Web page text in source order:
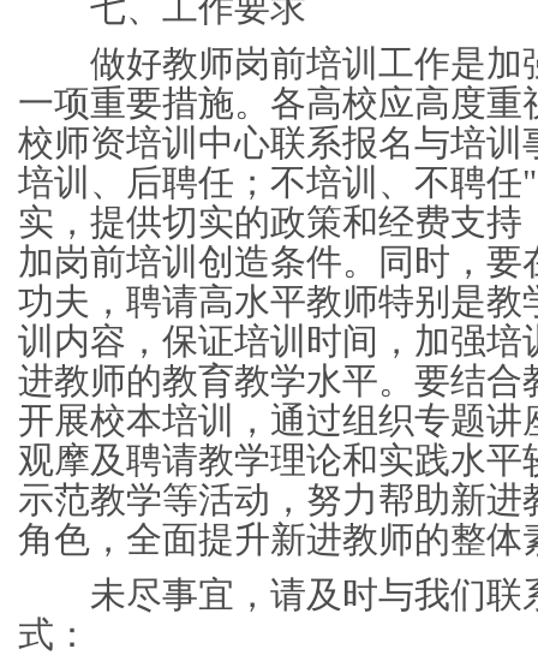
七、工作要求
做好教师岗前培训工作是加
一项重要措施。各高校应高度重
校师资培训中心联系报名与培
培训、后聘任；不培训、不聘
实，提供切实的政策和经费支持
加岗前培训创造条件。同时，要
功夫，聘请高水平教师特别是教
训内容，保证培训时间，加强培
进教师的教育教学水平。要结合
开展校本培训，通过组织专题讲
观摩及聘请教学理论和实践水平
示范教学等活动，努力帮助新进
角色，全面提升新进教师的整
未尽事宜，请及时与我们联
式：